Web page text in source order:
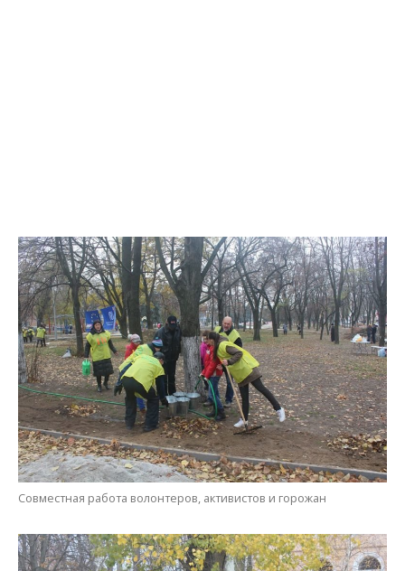
Совместная работа волонтеров, активистов и горожан
У каждого свое “семейное дерево”